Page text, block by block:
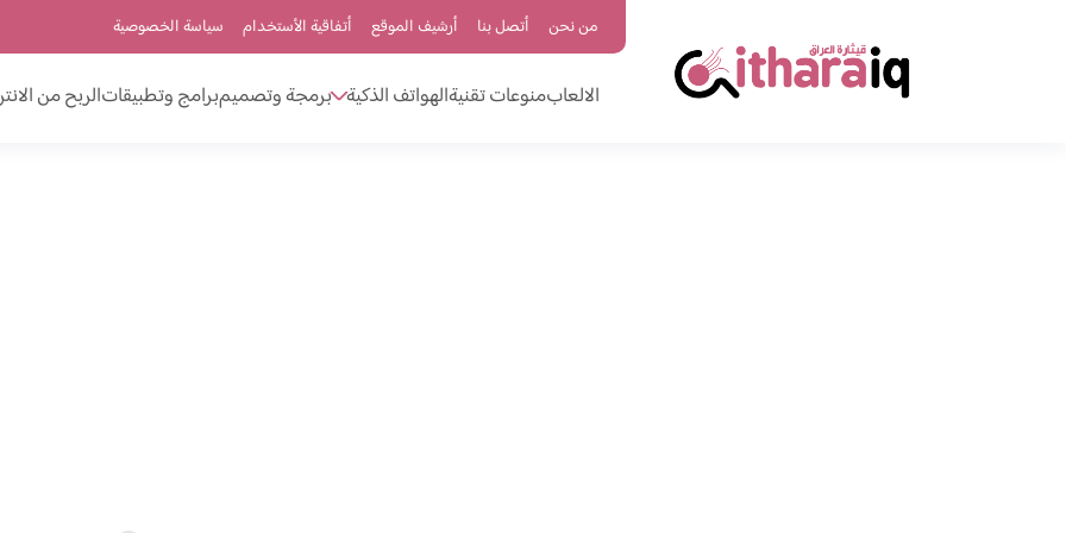
من نحن أتصل بنا أرشيف الموقع أتفاقية الأستخدام سياسة الخصوصية
الالعابمنوعات تقنيةالهواتف الذكية برمجة وتصميمبرامج وتطبيقاتالربح من